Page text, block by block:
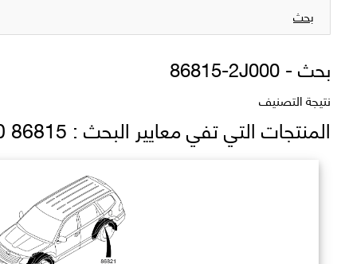
بحث
بحث -86815-2J000
نتيجة التصنيف
المنتجات التي تفي معايير البحث : 86815 2J000